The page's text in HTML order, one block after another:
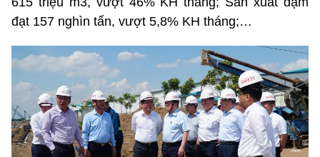
đạt 157 nghìn tấn, vượt 5,8% KH tháng;…